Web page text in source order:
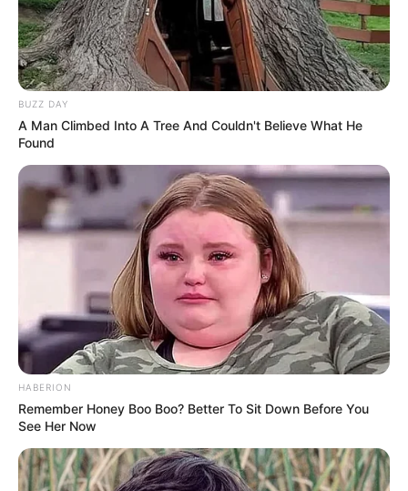
Material para fazer flor de garrafa pet
Garrafas PET
Tampinhas variadas
Palitos para churrasco
Fita mimosa
Verniz Acrílico Brilhante
Tinta Acrílica verde, branca e preta
Giz de cera vermelho para as bochechas
Cola quente
BUZZ DAY
A Man Climbed Into A Tree And Couldn't Believe What He
Found
HABERION
Remember Honey Boo Boo? Better To Sit Down Before You
See Her Now